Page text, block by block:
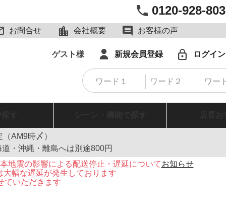
0120-928-803
お問合せ 会社概要 お客様の声
ゲスト様 新規会員登録 ログイン
AM9時〆）
・沖縄・離島へは別途800円
地震の影響による配送停止・遅延についてお知らせ
幅な遅延が発生しております
ていただきます